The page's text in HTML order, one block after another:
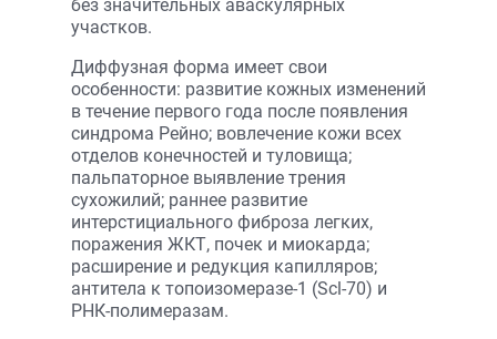
без значительных аваскулярных
участков.
Диффузная форма имеет свои
особенности: развитие кожных изменений
в течение первого года после появления
синдрома Рейно; вовлечение кожи всех
отделов конечностей и туловища;
пальпаторное выявление трения
сухожилий; раннее развитие
интерстициального фиброза легких,
поражения ЖКТ, почек и миокарда;
расширение и редукция капилляров;
антитела к топоизомеразе-1 (Scl-70) и
РНК-полимеразам.